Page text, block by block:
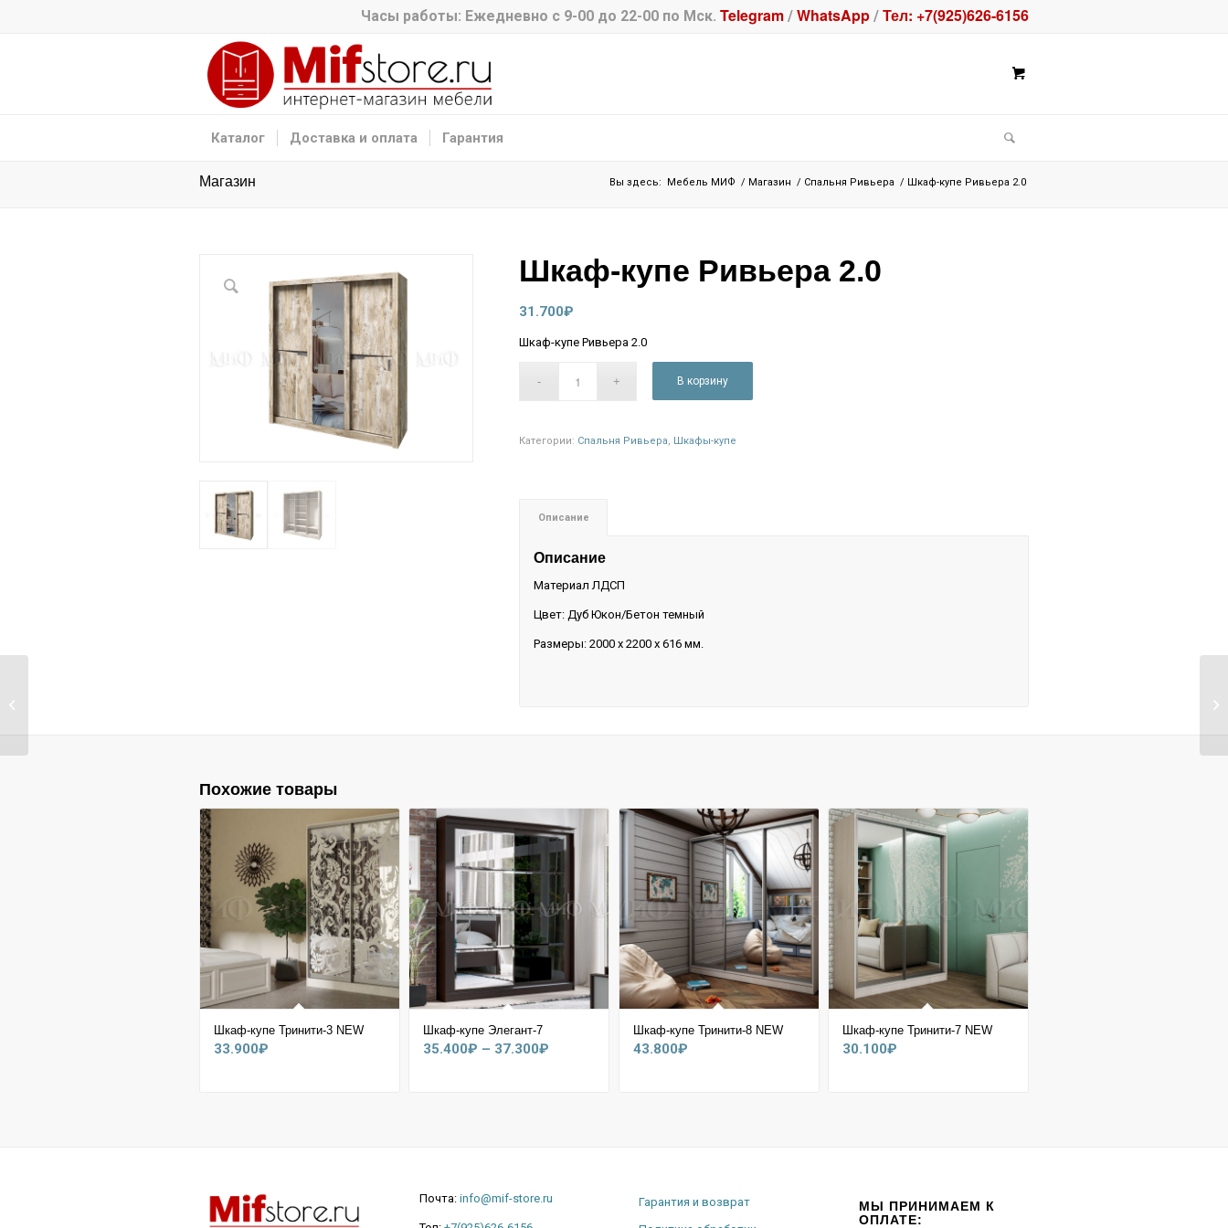
Часы работы: Ежедневно с 9-00 до 22-00 по Мск. Telegram / WhatsApp / Тел: +7(925)626-6156
Каталог Доставка и оплата Гарантия
Магазин Вы здесь: Мебель МИФ / Магазин / Спальня Ривьера / Шкаф-купе Ривьера 2.0
Шкаф-купе Ривьера 2.0
31.700₽
Шкаф-купе Ривьера 2.0
В корзину
Категории: Спальня Ривьера, Шкафы-купе
Описание
Описание
Материал ЛДСП
Цвет: Дуб Юкон/Бетон темный
Размеры: 2000 х 2200 х 616 мм.
Похожие товары
Шкаф-купе Тринити-3 NEW
33.900₽
Шкаф-купе Элегант-7
35.400₽ – 37.300₽
Шкаф-купе Тринити-8 NEW
43.800₽
Шкаф-купе Тринити-7 NEW
30.100₽
Почта: info@mif-store.ru
Гарантия и возврат
МЫ ПРИНИМАЕМ К
ОПЛАТЕ: